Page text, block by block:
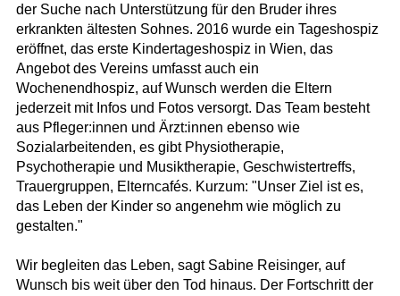
der Suche nach Unterstützung für den Bruder ihres
erkrankten ältesten Sohnes. 2016 wurde ein Tageshospiz
eröffnet, das erste Kindertageshospiz in Wien, das
Angebot des Vereins umfasst auch ein
Wochenendhospiz, auf Wunsch werden die Eltern
jederzeit mit Infos und Fotos versorgt. Das Team besteht
aus Pfleger:innen und Ärzt:innen ebenso wie
Sozialarbeitenden, es gibt Physiotherapie,
Psychotherapie und Musiktherapie, Geschwistertreffs,
Trauergruppen, Elterncafés. Kurzum: "Unser Ziel ist es,
das Leben der Kinder so angenehm wie möglich zu
gestalten."
Wir begleiten das Leben, sagt Sabine Reisinger, auf
Wunsch bis weit über den Tod hinaus. Der Fortschritt der